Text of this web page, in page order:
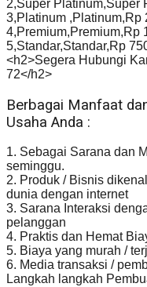
2,Super Platinum,Super
3,Platinum ,Platinum,Rp
4,Premium,Premium,Rp
5,Standar,Standar,Rp
<h2>Segera Hubungi
72</h2>
Berbagai Manfaat
Usaha Anda :
1. Sebagai Sarana dan
seminggu.
2. Produk / Bisnis
dunia dengan internet
3. Sarana Interaksi
pelanggan
4. Praktis dan Hemat
5. Biaya yang murah /
6. Media transaksi /
Langkah langkah